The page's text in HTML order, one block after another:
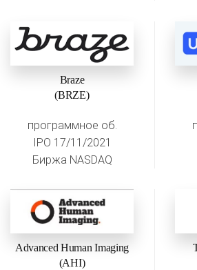
Braze
(BRZE)
программное об.
IPO 17/11/2021
Биржа NASDAQ
Advanced Human Imaging
(AHI)